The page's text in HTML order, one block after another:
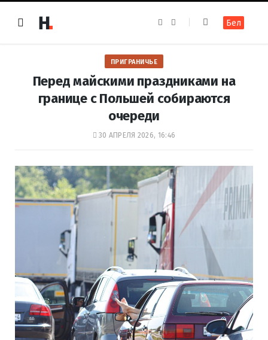
e
b
o
k
t
a
m
Бел
ПРИГРАНИЧЬЕ
Перед майскими праздниками на
границе с Польшей собираются
очереди
30 АПРЕЛЯ 2026, 16:46